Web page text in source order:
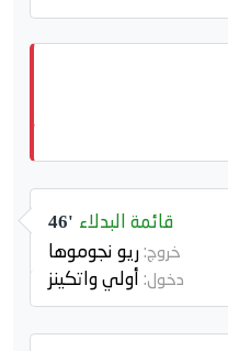
46' قائمة البدلاء
خروج:ريو نجوموها
دخول: أولي واتكينز